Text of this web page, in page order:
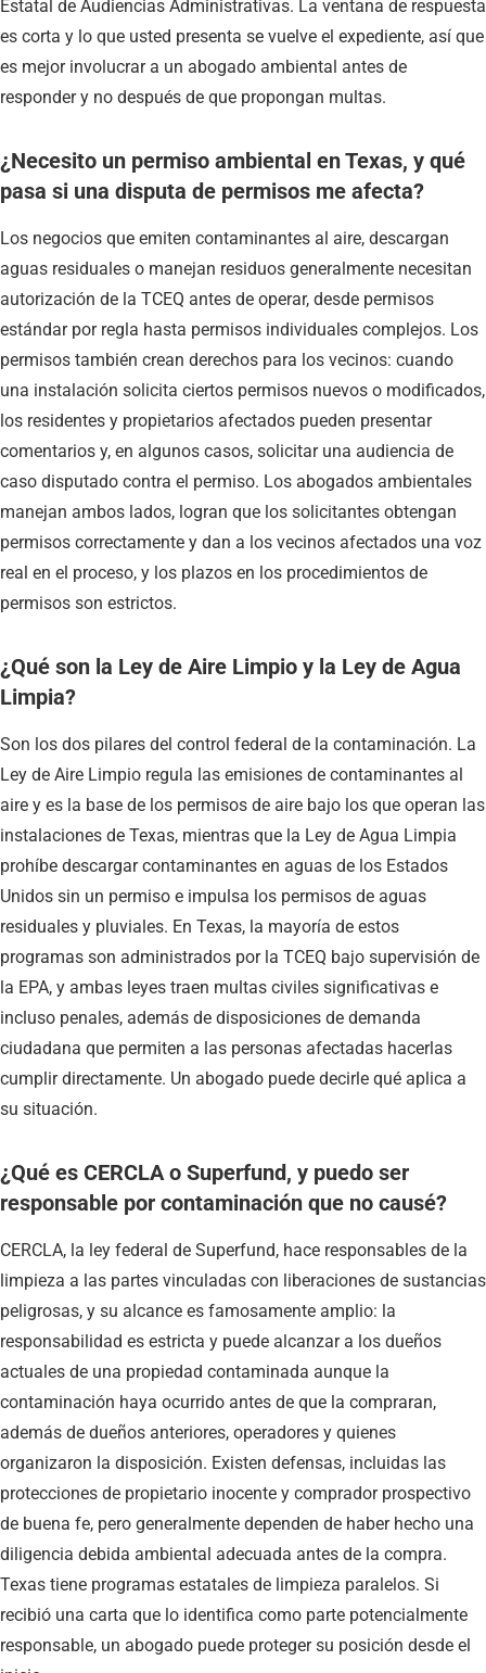
Estatal de Audiencias Administrativas. La ventana de respuesta
es corta y lo que usted presenta se vuelve el expediente, así que
es mejor involucrar a un abogado ambiental antes de
responder y no después de que propongan multas.
¿Necesito un permiso ambiental en Texas, y qué
pasa si una disputa de permisos me afecta?
Los negocios que emiten contaminantes al aire, descargan
aguas residuales o manejan residuos generalmente necesitan
autorización de la TCEQ antes de operar, desde permisos
estándar por regla hasta permisos individuales complejos. Los
permisos también crean derechos para los vecinos: cuando
una instalación solicita ciertos permisos nuevos o modificados,
los residentes y propietarios afectados pueden presentar
comentarios y, en algunos casos, solicitar una audiencia de
caso disputado contra el permiso. Los abogados ambientales
manejan ambos lados, logran que los solicitantes obtengan
permisos correctamente y dan a los vecinos afectados una voz
real en el proceso, y los plazos en los procedimientos de
permisos son estrictos.
¿Qué son la Ley de Aire Limpio y la Ley de Agua
Limpia?
Son los dos pilares del control federal de la contaminación. La
Ley de Aire Limpio regula las emisiones de contaminantes al
aire y es la base de los permisos de aire bajo los que operan las
instalaciones de Texas, mientras que la Ley de Agua Limpia
prohíbe descargar contaminantes en aguas de los Estados
Unidos sin un permiso e impulsa los permisos de aguas
residuales y pluviales. En Texas, la mayoría de estos
programas son administrados por la TCEQ bajo supervisión de
la EPA, y ambas leyes traen multas civiles significativas e
incluso penales, además de disposiciones de demanda
ciudadana que permiten a las personas afectadas hacerlas
cumplir directamente. Un abogado puede decirle qué aplica a
su situación.
¿Qué es CERCLA o Superfund, y puedo ser
responsable por contaminación que no causé?
CERCLA, la ley federal de Superfund, hace responsables de la
limpieza a las partes vinculadas con liberaciones de sustancias
peligrosas, y su alcance es famosamente amplio: la
responsabilidad es estricta y puede alcanzar a los dueños
actuales de una propiedad contaminada aunque la
contaminación haya ocurrido antes de que la compraran,
además de dueños anteriores, operadores y quienes
organizaron la disposición. Existen defensas, incluidas las
protecciones de propietario inocente y comprador prospectivo
de buena fe, pero generalmente dependen de haber hecho una
diligencia debida ambiental adecuada antes de la compra.
Texas tiene programas estatales de limpieza paralelos. Si
recibió una carta que lo identifica como parte potencialmente
responsable, un abogado puede proteger su posición desde el